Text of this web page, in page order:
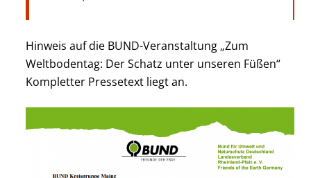
Hinweis auf die BUND-Veranstaltung „Zum
Weltbodentag: Der Schatz unter unseren Füßen“
Kompletter Pressetext liegt an.